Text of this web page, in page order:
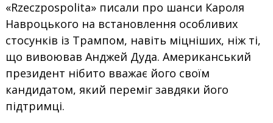
«Rzeczpospolita» писали про шанси Кароля
Навроцького на встановлення особливих
стосунків із Трампом, навіть міцніших, ніж ті,
що вивоював Анджей Дуда. Американський
президент нібито вважає його своїм
кандидатом, який переміг завдяки його
підтримці.